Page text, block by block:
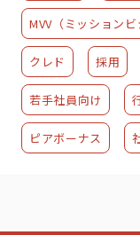
MVV（ミッションビ
クレド 採用
若手社員向け
ピアボーナス